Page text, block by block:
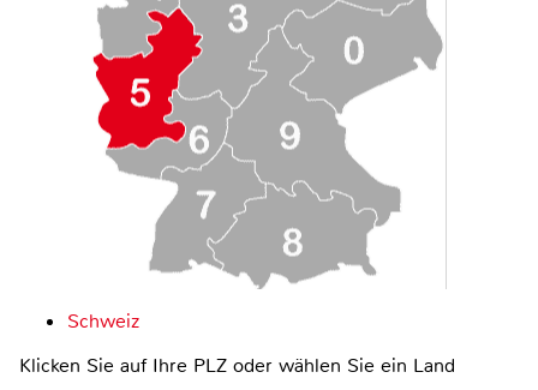
Schweiz
Klicken Sie auf Ihre PLZ oder wählen Sie ein Land